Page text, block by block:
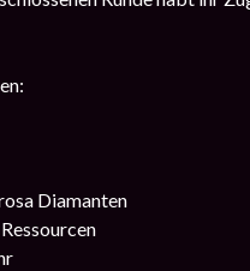
Diamanten